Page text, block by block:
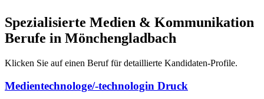
Spezialisierte Medien & Kommunikation
Berufe in Mönchengladbach
Klicken Sie auf einen Beruf für detaillierte Kandidaten-Profile.
Medientechnologe/-technologin Druck